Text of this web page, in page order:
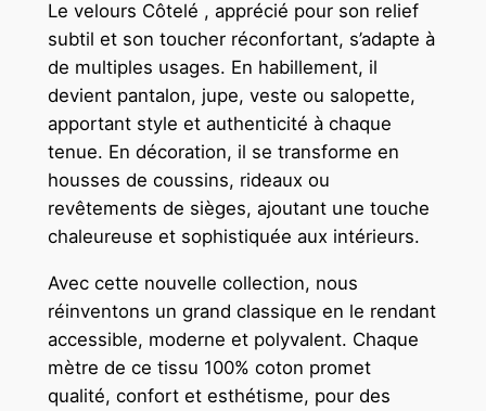
Le velours Côtelé , apprécié pour son relief
subtil et son toucher réconfortant, s’adapte à
de multiples usages. En habillement, il
devient pantalon, jupe, veste ou salopette,
apportant style et authenticité à chaque
tenue. En décoration, il se transforme en
housses de coussins, rideaux ou
revêtements de sièges, ajoutant une touche
chaleureuse et sophistiquée aux intérieurs.
Avec cette nouvelle collection, nous
réinventons un grand classique en le rendant
accessible, moderne et polyvalent. Chaque
mètre de ce tissu 100% coton promet
qualité, confort et esthétisme, pour des